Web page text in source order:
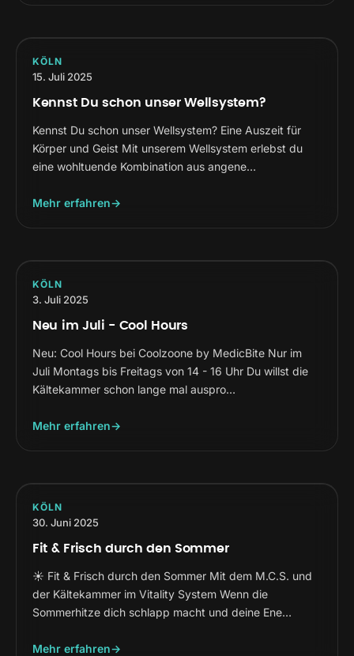
KÖLN
15. Juli 2025
Kennst Du schon unser Wellsystem?
Kennst Du schon unser Wellsystem? Eine Auszeit für
Körper und Geist Mit unserem Wellsystem erlebst du
eine wohltuende Kombination aus angene…
Mehr erfahren
KÖLN
3. Juli 2025
Neu im Juli - Cool Hours
Neu: Cool Hours bei Coolzoone by MedicBite Nur im
Juli Montags bis Freitags von 14 - 16 Uhr Du willst die
Kältekammer schon lange mal auspro…
Mehr erfahren
KÖLN
30. Juni 2025
Fit & Frisch durch den Sommer
☀️ Fit & Frisch durch den Sommer Mit dem M.C.S. und
der Kältekammer im Vitality System Wenn die
Sommerhitze dich schlapp macht und deine Ene…
Mehr erfahren